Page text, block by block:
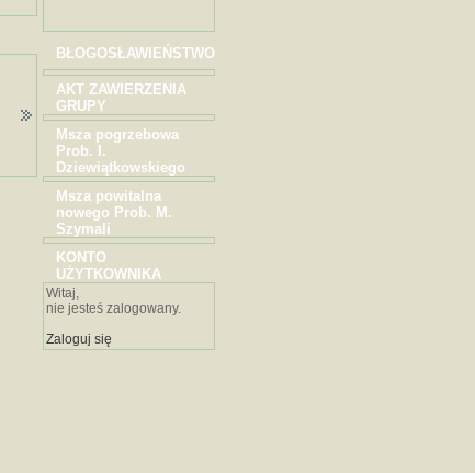
BŁOGOSŁAWIEŃSTWO
AKT ZAWIERZENIA
GRUPY
Msza pogrzebowa
Prob. I.
Dziewiątkowskiego
Msza powitalna
nowego Prob. M.
Szymali
KONTO
UŻYTKOWNIKA
Witaj,
nie jesteś zalogowany.
Zaloguj się